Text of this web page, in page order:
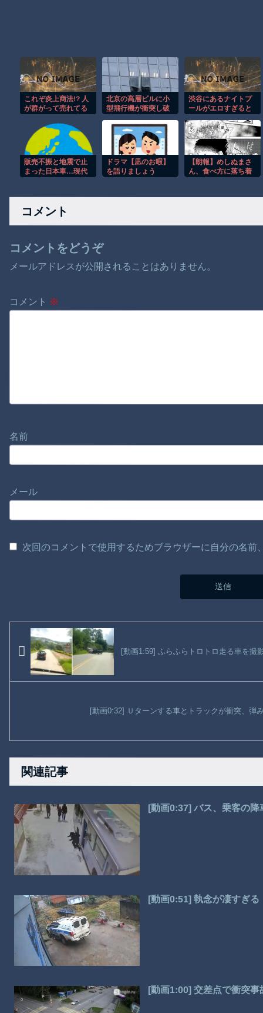
これぞ炎上商法!? 人
が群がって売れてる
テクニックｗ
北京の高層ビルに小
型飛行機が衝突し破
間！！
渋谷にあるナイトプ
ールがエロすぎると
販売不振と地震で止
まった日本車…現代
ドラマ【凪のお暇】
を語りましょう
【朗報】めしぬまさ
ん、食べ方に落ち着
コメント
コメントをどうぞ
メールアドレスが公開されることはありません。
コメント ※
名前
メール
次回のコメントで使用するためブラウザーに自分の名
[動画1:59] ふらふらトロトロ走る車を撮
[動画0:32] Ｕターンする車とトラックが衝突、弾
関連記事
[動画0:37] バス、乗客の
[動画0:51] 執念が凄すぎ
[動画1:00] 交差点で衝突